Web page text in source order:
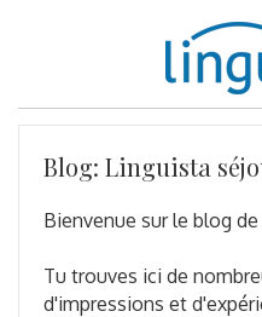
Blog: Linguista
Bienvenue sur le blog de
Tu trouves ici de
d'impressions et